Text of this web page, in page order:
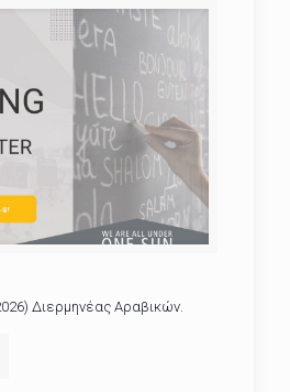
Διερμηνέας Αραβικών.